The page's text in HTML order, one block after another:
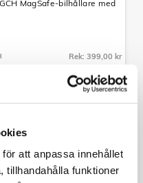
att anpassa innehållet
tillhandahålla funktioner
MagSafe-bilhållare med
Rek: 399,00 kr
korthållare med 3
Rek: 199,00 kr